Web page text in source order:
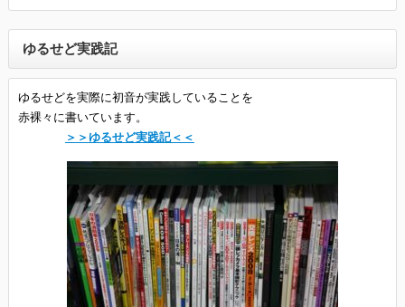
ゆるせど実践記
ゆるせどを実際に初音が実践していることを
赤裸々に書いています。
＞＞ゆるせど実践記＜＜